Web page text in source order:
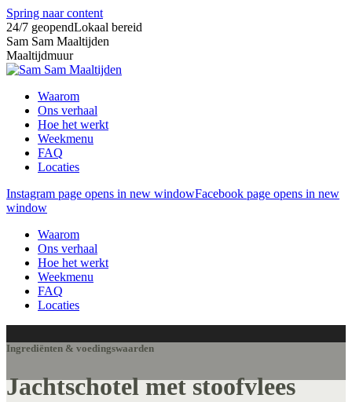
Spring naar content
24/7 geopendLokaal bereid
Sam Sam Maaltijden
Maaltijdmuur
Waarom
Ons verhaal
Hoe het werkt
Weekmenu
FAQ
Locaties
Instagram page opens in new windowFacebook page opens in new
window
Waarom
Ons verhaal
Hoe het werkt
Weekmenu
FAQ
Locaties
Ingrediënten & voedingswaarden
Jachtschotel met stoofvlees